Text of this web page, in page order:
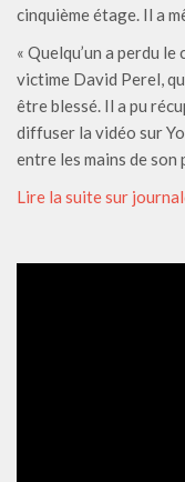
cinquième étage. Il a
« Quelqu’un a perdu
victime David Perel,
être blessé. Il a pu
diffuser la vidéo sur
entre les mains de
Lire la suite sur